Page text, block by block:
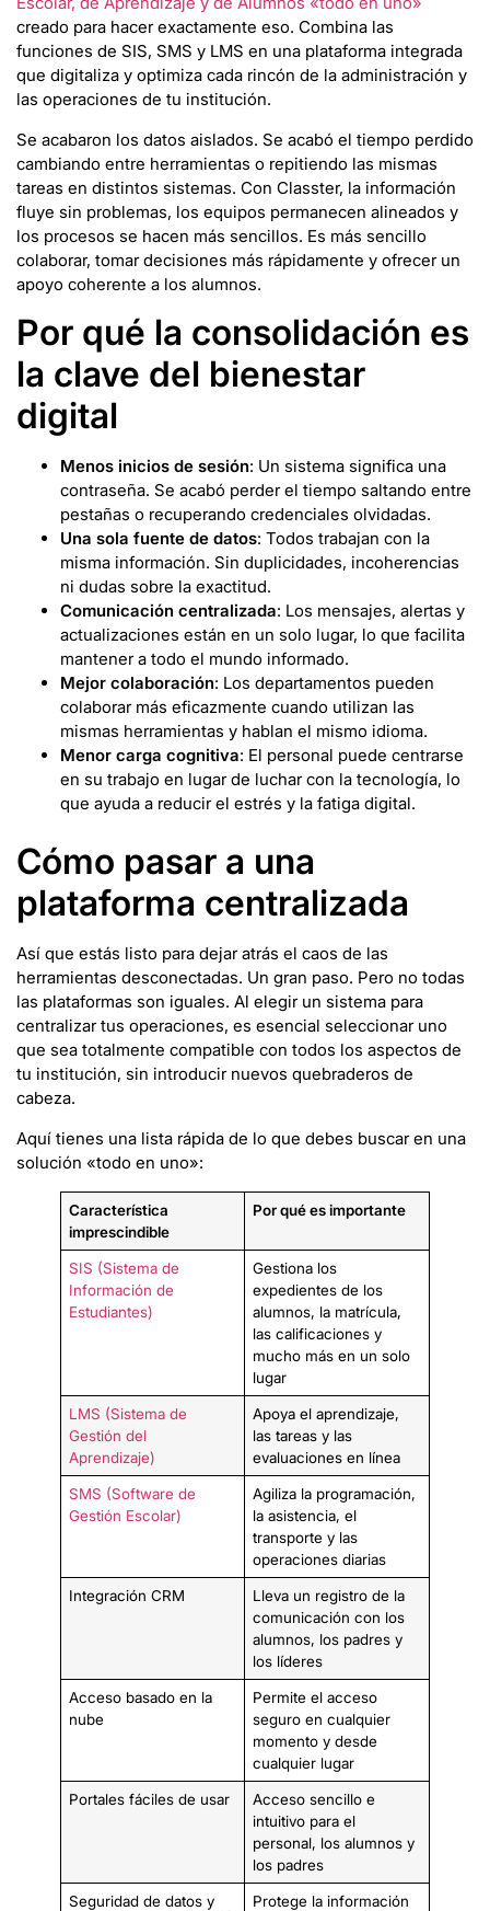
creado para hacer exactamente eso. Combina las
funciones de SIS, SMS y LMS en una plataforma integrada
que digitaliza y optimiza cada rincón de la administración y
las operaciones de tu institución.
Se acabaron los datos aislados. Se acabó el tiempo perdido
cambiando entre herramientas o repitiendo las mismas
tareas en distintos sistemas. Con Classter, la información
fluye sin problemas, los equipos permanecen alineados y
los procesos se hacen más sencillos. Es más sencillo
colaborar, tomar decisiones más rápidamente y ofrecer un
apoyo coherente a los alumnos.
Por qué la consolidación es
la clave del bienestar
digital
Menos inicios de sesión: Un sistema significa una
contraseña. Se acabó perder el tiempo saltando entre
pestañas o recuperando credenciales olvidadas.
Una sola fuente de datos: Todos trabajan con la
misma información. Sin duplicidades, incoherencias
ni dudas sobre la exactitud.
Comunicación centralizada: Los mensajes, alertas y
actualizaciones están en un solo lugar, lo que facilita
mantener a todo el mundo informado.
Mejor colaboración: Los departamentos pueden
colaborar más eficazmente cuando utilizan las
mismas herramientas y hablan el mismo idioma.
Menor carga cognitiva: El personal puede centrarse
en su trabajo en lugar de luchar con la tecnología, lo
que ayuda a reducir el estrés y la fatiga digital.
Cómo pasar a una
plataforma centralizada
Así que estás listo para dejar atrás el caos de las
herramientas desconectadas. Un gran paso. Pero no todas
las plataformas son iguales. Al elegir un sistema para
centralizar tus operaciones, es esencial seleccionar uno
que sea totalmente compatible con todos los aspectos de
tu institución, sin introducir nuevos quebraderos de
cabeza.
Aquí tienes una lista rápida de lo que debes buscar en una
solución «todo en uno»:
Característica
imprescindible
Por qué es importante
SIS (Sistema de
Información de
Estudiantes)
Gestiona los
expedientes de los
alumnos, la matrícula,
las calificaciones y
mucho más en un solo
lugar
LMS (Sistema de
Gestión del
Aprendizaje)
Apoya el aprendizaje,
las tareas y las
evaluaciones en línea
SMS (Software de
Gestión Escolar)
Agiliza la programación,
la asistencia, el
transporte y las
operaciones diarias
Integración CRM
Lleva un registro de la
comunicación con los
alumnos, los padres y
los líderes
Acceso basado en la
nube
Permite el acceso
seguro en cualquier
momento y desde
cualquier lugar
Portales fáciles de usar
Acceso sencillo e
intuitivo para el
personal, los alumnos y
los padres
Seguridad de datos y
Protege la información